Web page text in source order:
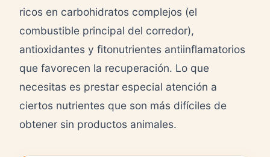
ricos en carbohidratos complejos (el
combustible principal del corredor),
antioxidantes y fitonutrientes antiinflamatorios
que favorecen la recuperación. Lo que
necesitas es prestar especial atención a
ciertos nutrientes que son más difíciles de
obtener sin productos animales.